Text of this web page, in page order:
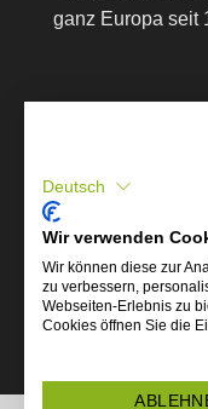
ganz Europa seit
Deutsch
Wir verwenden
Wir können diese zur
zu verbessern,
Webseiten-Erlebnis zu
Cookies öffnen Sie die